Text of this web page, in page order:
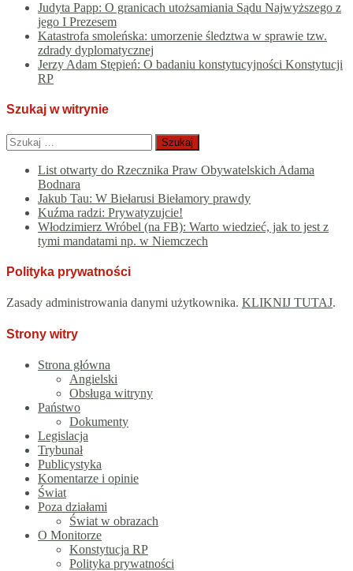
Judyta Papp: O granicach utożsamiania Sądu Najwyższego z
jego I Prezesem
Katastrofa smoleńska: umorzenie śledztwa w sprawie tzw.
zdrady dyplomatycznej
Jerzy Adam Stępień: O badaniu konstytucyjności Konstytucji
RP
Szukaj w witrynie
Szukaj:
List otwarty do Rzecznika Praw Obywatelskich Adama
Bodnara
Jakub Tau: W Biełarusi Biełamory prawdy
Kuźma radzi: Prywatyzujcie!
Włodzimierz Wróbel (na FB): Warto wiedzieć, jak to jest z
tymi mandatami np. w Niemczech
Polityka prywatności
Zasady administrowania danymi użytkownika. KLIKNIJ TUTAJ.
Strony witry
Strona główna
Angielski
Obsługa witryny
Państwo
Dokumenty
Legislacja
Trybunał
Publicystyka
Komentarze i opinie
Świat
Poza działami
Świat w obrazach
O Monitorze
Konstytucja RP
Polityka prywatności